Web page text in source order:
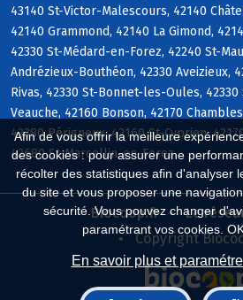
Afin de vous offrir la meilleure
des cookies : pour assurer une
récolter des statistiques afin d'analyser
du site et vous proposer une
sécurité. Vous pouvez changer
paramétrant vos cookies.
En savoir plus et
43140 St-Victor-Malescours, 42140
42140 Grammond, 42140 La Gimond,
42330 St-Médard-en-Forez, 42240 St-
Andrézieux-Bouthéon, 42330 Aveizieux,
Rivas, 42330 St-Bonnet-les-Oules, 42330
Veauche, 42160 Bonson, 42170
42380 Périgneux, 42160 St-Cyprien,
42680 St-Marcellin-en-Forez
Biocoop.fr
Le
Copyright